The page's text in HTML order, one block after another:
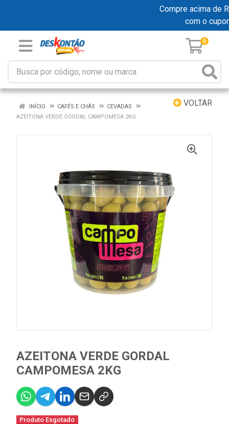
Compre acima de
com o
0
VOLTAR
INÍCIO CAFÉS E CHÁS
CEVADAS
AZEITONA VERDE GORDAL CAMPOMESA 2KG
AZEITONA VERDE GORDAL
CAMPOMESA 2KG
Produto Esgotado